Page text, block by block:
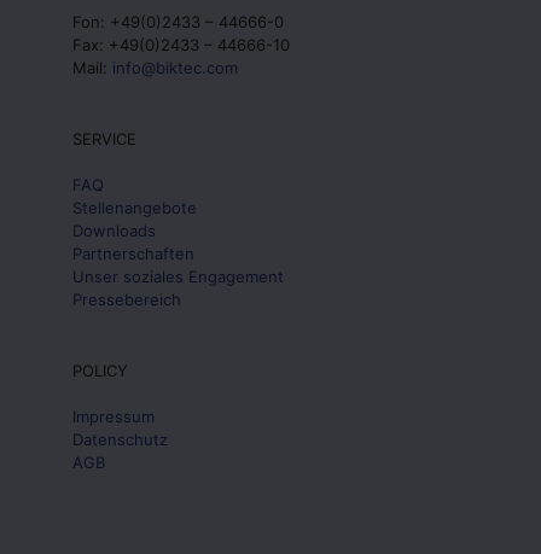
Fon: +49(0)2433 – 44666-0
Fax: +49(0)2433 – 44666-10
Mail: info@biktec.com
SERVICE
FAQ
Stellenangebote
Downloads
Partnerschaften
Unser soziales Engagement
Pressebereich
POLICY
Impressum
Datenschutz
AGB